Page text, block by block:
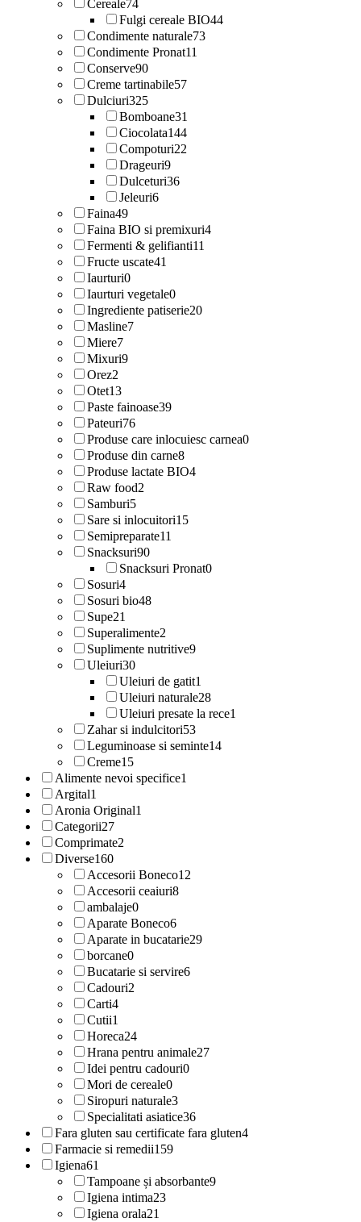
Cereale74
Fulgi cereale BIO44
Condimente naturale73
Condimente Pronat11
Conserve90
Creme tartinabile57
Dulciuri325
Bomboane31
Ciocolata144
Compoturi22
Drageuri9
Dulceturi36
Jeleuri6
Faina49
Faina BIO si premixuri4
Fermenti & gelifianti11
Fructe uscate41
Iaurturi0
Iaurturi vegetale0
Ingrediente patiserie20
Masline7
Miere7
Mixuri9
Orez2
Otet13
Paste fainoase39
Pateuri76
Produse care inlocuiesc carnea0
Produse din carne8
Produse lactate BIO4
Raw food2
Samburi5
Sare si inlocuitori15
Semipreparate11
Snacksuri90
Snacksuri Pronat0
Sosuri4
Sosuri bio48
Supe21
Superalimente2
Suplimente nutritive9
Uleiuri30
Uleiuri de gatit1
Uleiuri naturale28
Uleiuri presate la rece1
Zahar si indulcitori53
Leguminoase si seminte14
Creme15
Alimente nevoi specifice1
Argital1
Aronia Original1
Categorii27
Comprimate2
Diverse160
Accesorii Boneco12
Accesorii ceaiuri8
ambalaje0
Aparate Boneco6
Aparate in bucatarie29
borcane0
Bucatarie si servire6
Cadouri2
Carti4
Cutii1
Horeca24
Hrana pentru animale27
Idei pentru cadouri0
Mori de cereale0
Siropuri naturale3
Specialitati asiatice36
Fara gluten sau certificate fara gluten4
Farmacie si remedii159
Igiena61
Tampoane și absorbante9
Igiena intima23
Igiena orala21